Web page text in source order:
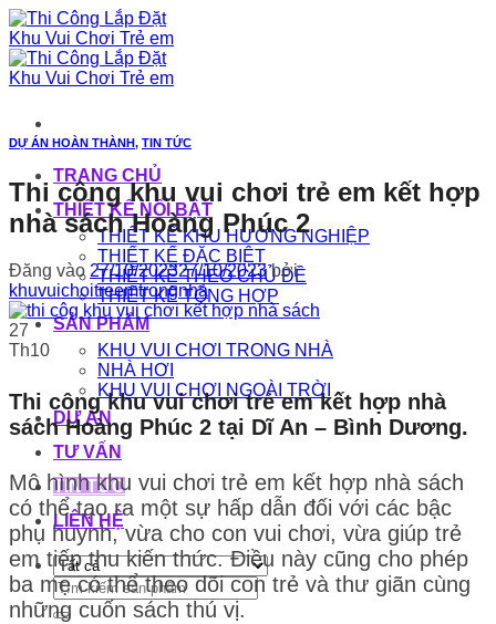
Bỏ
qua
nội
dung
TRANG CHỦ
THIẾT KẾ NỔI BẬT
THIẾT KẾ KHU HƯỚNG NGHIỆP
THIẾT KẾ ĐẶC BIỆT
THIẾT KẾ THEO CHỦ ĐỀ
THIẾT KẾ TỔNG HỢP
SẢN PHẨM
KHU VUI CHƠI TRONG NHÀ
NHÀ HƠI
KHU VUI CHƠI NGOÀI TRỜI
DỰ ÁN
TƯ VẤN
TIN TỨC
LIÊN HỆ
Tìm
kiếm:
DỰ ÁN HOÀN THÀNH, TIN TỨC
Thi công khu vui chơi trẻ em kết hợp
nhà sách Hoàng Phúc 2
Đăng vào 27/10/202327/10/2023 bởi
khuvuichoitreemtrongnha
27
Th10
Thi công khu vui chơi trẻ em kết hợp nhà
sách Hoàng Phúc 2 tại Dĩ An – Bình Dương.
Mô hình khu vui chơi trẻ em kết hợp nhà sách
có thể tạo ra một sự hấp dẫn đối với các bậc
phụ huynh, vừa cho con vui chơi, vừa giúp trẻ
em tiếp thu kiến thức. Điều này cũng cho phép
ba mẹ có thể theo dõi con trẻ và thư giãn cùng
những cuốn sách thú vị.